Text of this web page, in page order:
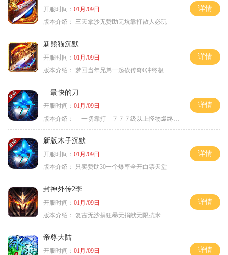
开服时间： 01月/09日
版本介绍：
三天拿沙无赞助无坑靠打散人必玩
详情
新熊猫沉默
开服时间： 01月/09日
版本介绍： 梦回当年兄弟一起砍传奇0冲终极
详情
最快的刀
开服时间： 01月/09日
版本介绍：
一切靠打 ７７７级以上怪物爆终极
详情
新版木子沉默
开服时间： 01月/09日
版本介绍：
只卖赞助30一个爆率全开白票天堂
详情
封神外传2季
开服时间： 01月/09日
版本介绍： 复古无沙捐狂暴无捐献无限抗米
详情
帝尊大陆
开服时间： 01月/09日
详情